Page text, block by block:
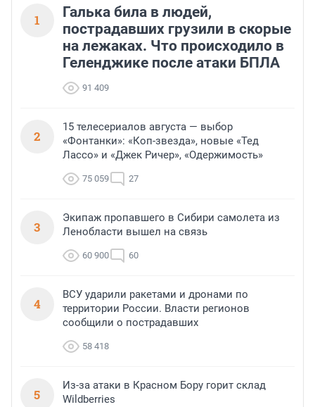
1
Галька била в людей,
пострадавших грузили в скорые
на лежаках. Что происходило в
Геленджике после атаки БПЛА
91 409
2
15 телесериалов августа — выбор
«Фонтанки»: «Коп-звезда», новые «Тед
Лассо» и «Джек Ричер», «Одержимость»
75 059 27
3
Экипаж пропавшего в Сибири самолета из
Ленобласти вышел на связь
60 900 60
4
ВСУ ударили ракетами и дронами по
территории России. Власти регионов
сообщили о пострадавших
58 418
5
Из-за атаки в Красном Бору горит склад
Wildberries